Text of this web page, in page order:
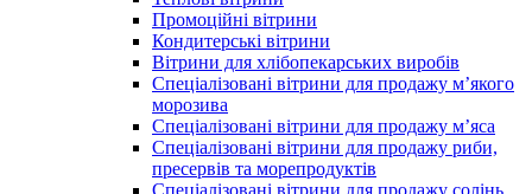
Промоційні вітрини
Кондитерські вітрини
Вітрини для хлібопекарських виробів
Спеціалізовані вітрини для продажу м’якого
морозива
Спеціалізовані вітрини для продажу м’яса
Спеціалізовані вітрини для продажу риби,
пресервів та морепродуктів
Спеціалізовані вітрини для продажу солінь